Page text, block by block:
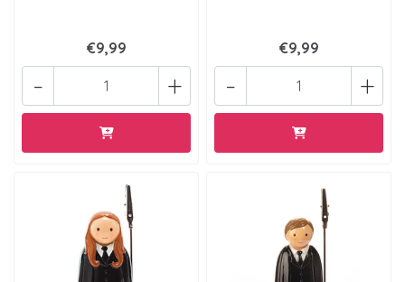
€9,99
+
-
€9,99
+
-